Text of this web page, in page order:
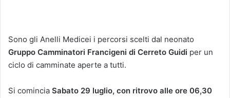
Sono gli Anelli Medicei i percorsi scelti dal neonato
Gruppo Camminatori Francigeni di Cerreto Guidi per un
ciclo di camminate aperte a tutti.
Si comincia Sabato 29 luglio, con ritrovo alle ore 06,30